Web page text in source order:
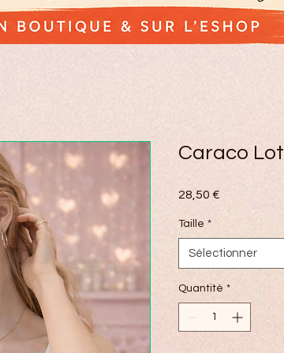
Caraco
28,50 €
Taille *
Sélectionner
Quantité *